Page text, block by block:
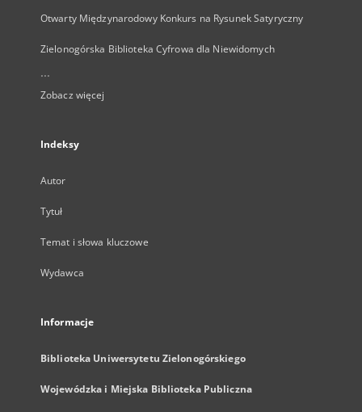
Otwarty Międzynarodowy Konkurs na Rysunek Satyryczny
Zielonogórska Biblioteka Cyfrowa dla Niewidomych
...
Zobacz więcej
Indeksy
Autor
Tytuł
Temat i słowa kluczowe
Wydawca
Informacje
Biblioteka Uniwersytetu Zielonogórskiego
Wojewódzka i Miejska Biblioteka Publiczna